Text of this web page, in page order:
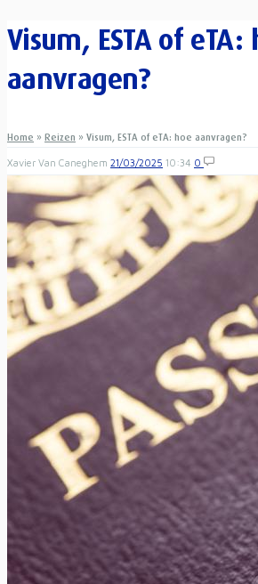
Visum, ESTA of eTA:
aanvragen?
Home » Reizen » Visum, ESTA of eTA: hoe aanvragen?
Xavier Van Caneghem 21/03/2025 10:34 0